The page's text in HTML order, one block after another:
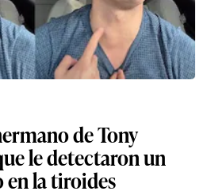
de Tony
le detectaron un
la tiroides